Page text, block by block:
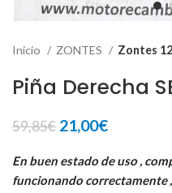
Inicio ZONTES Zontes
Piña Derecha
59,85€ El
original
era:
21,00€El
actual
es:
En buen estado de uso ,
funcionando correctamente